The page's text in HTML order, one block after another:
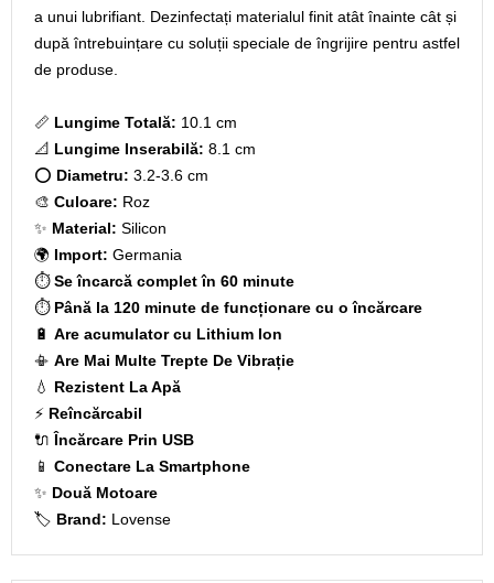
a unui lubrifiant. Dezinfectați materialul finit atât înainte cât și
după întrebuințare cu soluții speciale de îngrijire pentru astfel
de produse.
📏 Lungime Totală: 10.1 cm
📐 Lungime Inserabilă: 8.1 cm
⭕ Diametru: 3.2-3.6 cm
🎨 Culoare: Roz
✨ Material: Silicon
🌍 Import: Germania
⏱️Se încarcă complet în 60 minute
⏱️ Până la 120 minute de funcționare cu o încărcare
🔋 Are acumulator cu Lithium Ion
📳 Are Mai Multe Trepte De Vibrație
💧 Rezistent La Apă
⚡ Reîncărcabil
🔌 Încărcare Prin USB
📱 Conectare La Smartphone
✨ Două Motoare
🏷️ Brand: Lovense